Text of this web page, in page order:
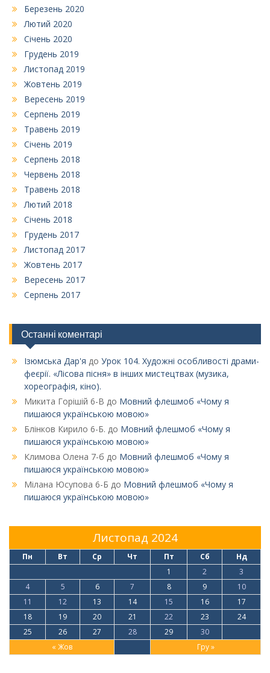
Березень 2020
Лютий 2020
Січень 2020
Грудень 2019
Листопад 2019
Жовтень 2019
Вересень 2019
Серпень 2019
Травень 2019
Січень 2019
Серпень 2018
Червень 2018
Травень 2018
Лютий 2018
Січень 2018
Грудень 2017
Листопад 2017
Жовтень 2017
Вересень 2017
Серпень 2017
Останні коментарі
Ізюмська Дар'я до Урок 104. Художні особливості драми-
феєрії. «Лісова пісня» в інших мистецтвах (музика,
хореографія, кіно).
Микита Горішій 6-В до Мовний флешмоб «Чому я
пишаюся українською мовою»
Блінков Кирило 6-Б. до Мовний флешмоб «Чому я
пишаюся українською мовою»
Климова Олена 7-б до Мовний флешмоб «Чому я
пишаюся українською мовою»
Мілана Юсупова 6-Б до Мовний флешмоб «Чому я
пишаюся українською мовою»
Листопад 2024
Пн Вт Ср Чт Пт Сб Нд
« Жов Гру »
1 2
3
4
5 6 7 8 9
10
11
12 13 14 15 16
17
18
19 20 21 22 23
24
25
26 27 28 29 30